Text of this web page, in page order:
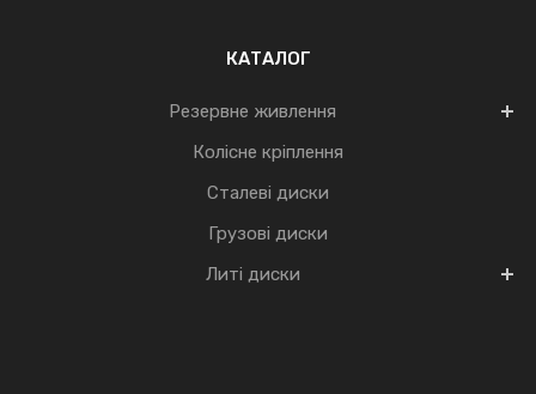
КАТАЛОГ
Резервне живлення
Колісне кріплення
Сталеві диски
Грузові диски
Литі диски